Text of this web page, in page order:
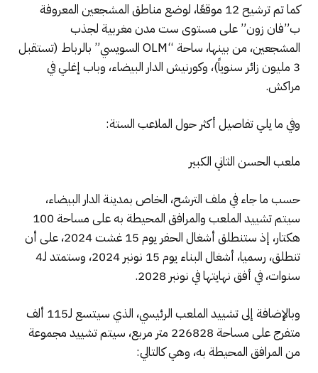
كما تم ترشيح 12 موقعًا، لوضع مناطق المشجعين المعروفة
ب”فان زون” على مستوى ست مدن مغربية لجذب
المشجعين، من بينها، ساحة “OLM السويسي” بالرباط (تستقبل
3 مليون زائر سنوياً)، وكورنيش الدار البيضاء، وباب إغلي في
مراكش.
وفي ما يلي تفاصيل أكثر حول الملاعب الستة:
ملعب الحسن الثاني الكبير
حسب ما جاء في ملف الترشح، الخاص بمدينة الدار البيضاء،
سيتم تشييد الملعب والمرافق المحيطة به على مساحة 100
هكتار، إذ ستنطلق أشغال الحفر يوم 15 غشت 2024، على أن
تنطلق، رسميا، أشغال البناء يوم 15 نونبر 2024، وستمتد لـ4
سنوات، في أفق نهايتها في نونبر 2028.
وبالإضافة إلى تشييد الملعب الرئيسي، الذي سيتسع لـ115 ألف
متفرج على مساحة 226828 متر مربع، سيتم تشييد مجموعة
من المرافق المحيطة به، وهي كالتالي: